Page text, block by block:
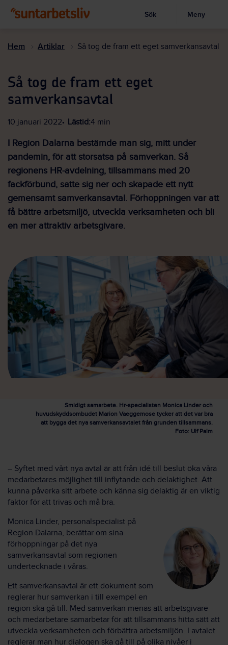
till
Visa sökruta
Sök Meny
Hem Artiklar Så tog de fram ett eget samverkansavtal
Så tog de fram ett eget
samverkansavtal
10 januari 2022 Lästid:4 min
I Region Dalarna bestämde man sig, mitt under
pandemin, för att storsatsa på samverkan. Så
regionens HR-avdelning, tillsammans med 20
fackförbund, satte sig ner och skapade ett nytt
gemensamt samverkansavtal. Förhoppningen var att
få bättre arbetsmiljö, utveckla verksamheten och bli
en mer attraktiv arbetsgivare.
Smidigt samarbete. Hr-specialisten Monica Linder och
huvudskyddsombudet Marion Vaeggemose tycker att det var bra
att bygga det nya samverkansavtalet från grunden tillsammans.
Foto: Ulf Palm
– Syftet med vårt nya avtal är att från idé till beslut öka våra
medarbetares möjlighet till inflytande och delaktighet. Att
kunna påverka sitt arbete och känna sig delaktig är en viktig
faktor för att trivas och må bra.
Monica Linder, personalspecialist på
Region Dalarna, berättar om sina
förhoppningar på det nya
samverkansavtal som regionen
undertecknade i våras.
Ett samverkansavtal är ett dokument som
reglerar hur samverkan i till exempel en
region ska gå till. Med samverkan menas att arbetsgivare
och medarbetare samarbetar för att tillsammans hitta sätt att
utveckla verksamheten och förbättra arbetsmiljön. I avtalet
reglerar man hur dialogen ska gå till på olika nivåer i